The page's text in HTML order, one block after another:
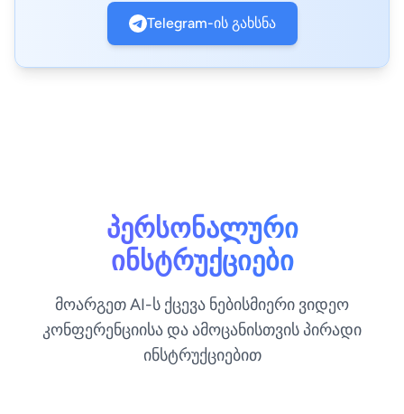
Telegram-ის გახსნა
პერსონალური
ინსტრუქციები
მოარგეთ AI-ს ქცევა ნებისმიერი ვიდეო
კონფერენციისა და ამოცანისთვის პირადი
ინსტრუქციებით